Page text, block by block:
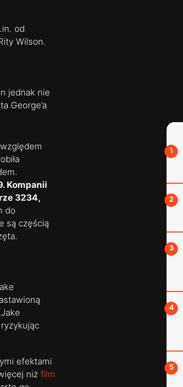
od
Wilson.
jednak nie
George’a
Kompanii
3234,
do
są częścią
efektami
niż film